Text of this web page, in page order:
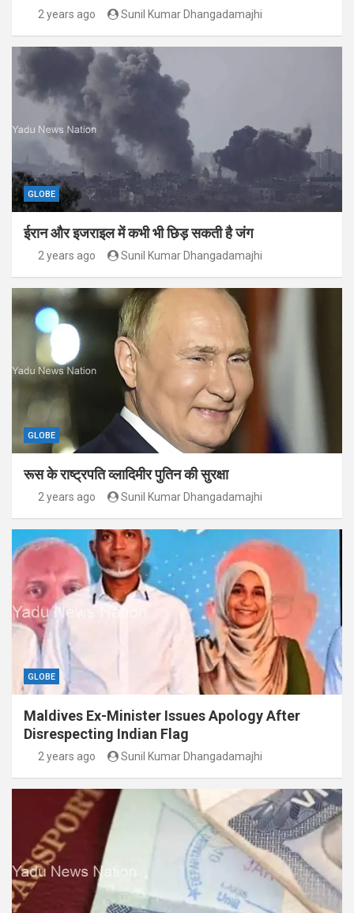
2 years ago Sunil Kumar Dhangadamajhi
GLOBE
ईरान और इजराइल में कभी भी छिड़ सकती है जंग
2 years ago Sunil Kumar Dhangadamajhi
GLOBE
रूस के राष्ट्रपति व्लादिमीर पुतिन की सुरक्षा
2 years ago Sunil Kumar Dhangadamajhi
GLOBE
Maldives Ex-Minister Issues Apology After
Disrespecting Indian Flag
2 years ago Sunil Kumar Dhangadamajhi